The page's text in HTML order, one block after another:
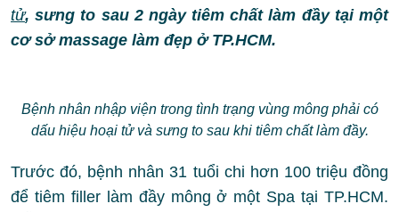
tử, sưng to sau 2 ngày tiêm chất làm đầy tại một
cơ sở massage làm đẹp ở TP.HCM.
Bệnh nhân nhập viện trong tình trạng vùng mông phải có
dấu hiệu hoại tử và sưng to sau khi tiêm chất làm đầy.
Trước đó, bệnh nhân 31 tuổi chi hơn 100 triệu đồng
để tiêm filler làm đầy mông ở một Spa tại TP.HCM.